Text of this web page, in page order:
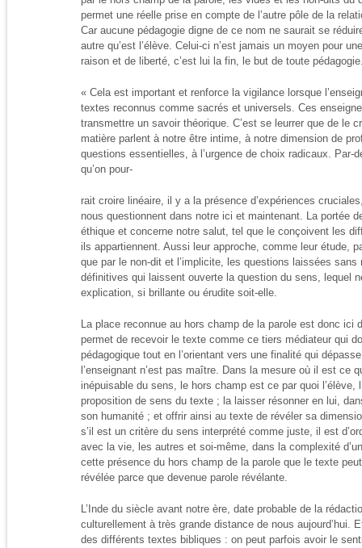
permet une réelle prise en compte de l’autre pôle de la
Car aucune pédagogie digne de ce nom ne saurait se
autre qu’est l’élève. Celui-ci n’est jamais un moyen pour
raison et de liberté, c’est lui la fin, le but de toute
« Cela est important et renforce la vigilance lorsque
textes reconnus comme sacrés et universels. Ces
transmettre un savoir théorique. C’est se leurrer que de le
matière parlent à notre être intime, à notre dimension de
questions essentielles, à l’urgence de choix radicaux. Par-
qu’on pour-
rait croire linéaire, il y a la présence d’expériences
nous questionnent dans notre ici et maintenant. La portée
éthique et concerne notre salut, tel que le conçoivent les
ils appartiennent. Aussi leur approche, comme leur étude,
que par le non-dit et l’implicite, les questions laissées sans
définitives qui laissent ouverte la question du sens, lequel
explication, si brillante ou érudite soit-elle.
La place reconnue au hors champ de la parole est donc ici
permet de recevoir le texte comme ce tiers médiateur qui
pédagogique tout en l’orientant vers une finalité qui
l’enseignant n’est pas maître. Dans la mesure où il est ce
inépuisable du sens, le hors champ est ce par quoi l’élève,
proposition de sens du texte ; la laisser résonner en lui,
son humanité ; et offrir ainsi au texte de révéler sa
s’il est un critère du sens interprété comme juste, il est
avec la vie, les autres et soi-même, dans la complexité
cette présence du hors champ de la parole que le texte
révélée parce que devenue parole révélante.
L’Inde du siècle avant notre ère, date probable de la
culturellement à très grande distance de nous aujourd’hui.
des différents textes bibliques : on peut parfois avoir le